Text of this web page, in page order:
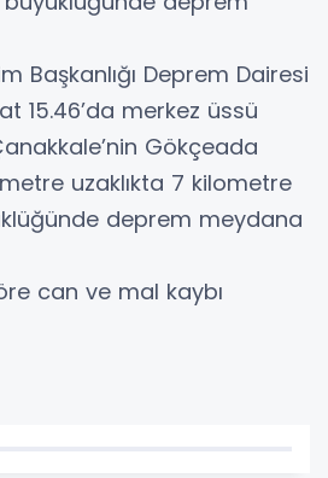
Başkanlığı Deprem Dairesi
15.46’da merkez üssü
Gökçeada
uzaklıkta 7 kilometre
deprem meydana
can ve mal kaybı